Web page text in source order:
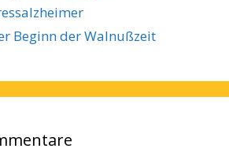
Beginn der Walnußzeit